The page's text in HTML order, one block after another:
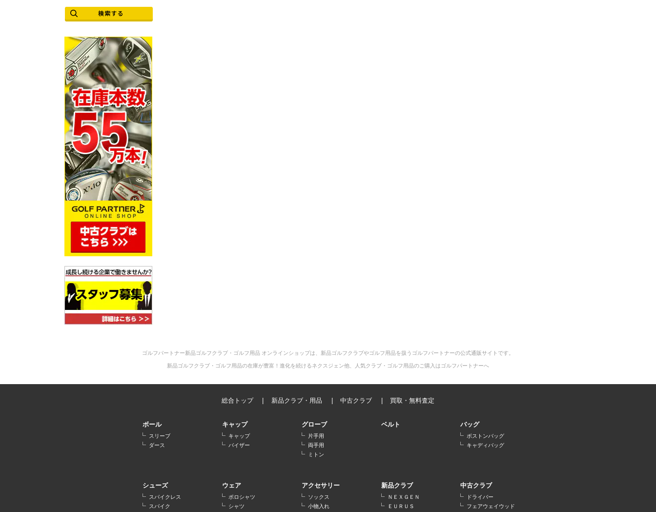
ゴルフパートナー新品ゴルフクラブ・ゴルフ用品 オンラインショップは、新品ゴルフクラブやゴルフ用品を扱うゴルフパートナーの公式通販サイトです。
新品ゴルフクラブ・ゴルフ用品の在庫が豊富！進化を続けるネクスジェン他、人気クラブ・ゴルフ用品のご購入はゴルフパートナーへ
総合トップ 新品クラブ・用品 中古クラブ 買取・無料査定
ボール
スリーブ
ダース
キャップ
キャップ
バイザー
グローブ
片手用
両手用
ミトン
ベルト バッグ
ボストンバッグ
キャディバッグ
シューズ
スパイクレス
スパイク
ウェア
ポロシャツ
シャツ
アクセサリー
ソックス
小物入れ
新品クラブ
ＮＥＸＧＥＮ
ＥＵＲＵＳ
中古クラブ
ドライバー
フェアウェイウッド